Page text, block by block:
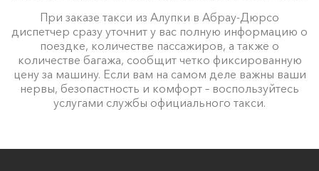
При заказе такси из Алупки в Абрау-Дюрсо
диспетчер сразу уточнит у вас полную информацию о
поездке, количестве пассажиров, а также о
количестве багажа, сообщит четко фиксированную
цену за машину. Если вам на самом деле важны ваши
нервы, безопастность и комфорт – воспользуйтесь
услугами службы официального такси.